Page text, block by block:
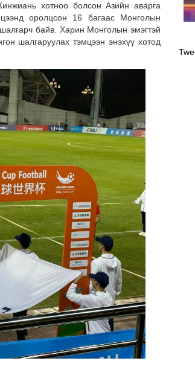
хотноо болсон Азийн аварга
оролцсон 16 багаас Монголын
байв. Харин Монголын эмэгтэй
шалгаруулах тэмцээн энэхүү хотод